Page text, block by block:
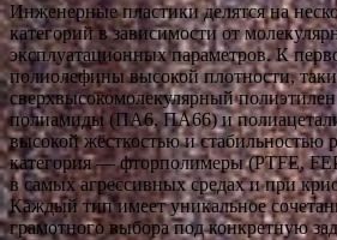
Инженерные пластики делятся на
категорий в зависимости от
эксплуатационных параметров. К
полиолефины высокой плотности,
сверхвысокомолекулярный
полиамиды (ПА6, ПА66) и
высокой жёсткостью и стабильностью
категория — фторполимеры (PTFE,
в самых агрессивных средах и при
Каждый тип имеет уникальное
грамотного выбора под конкретную